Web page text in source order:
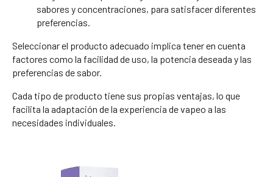
sabores y concentraciones, para satisfacer diferentes
preferencias.
Seleccionar el producto adecuado implica tener en cuenta
factores como la facilidad de uso, la potencia deseada y las
preferencias de sabor.
Cada tipo de producto tiene sus propias ventajas, lo que
facilita la adaptación de la experiencia de vapeo a las
necesidades individuales.